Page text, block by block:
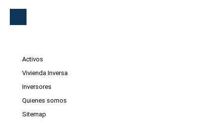
Activos
Vivienda Inversa
Inversores
Quienes somos
Sitemap